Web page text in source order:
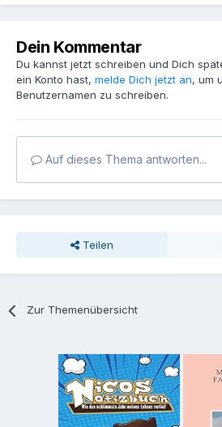
Dein Kommentar
Du kannst jetzt schreiben und Dich
ein Konto hast, melde Dich jetzt an, um
Benutzernamen zu schreiben.
Auf dieses Thema antworten...
Teilen
Zur Themenübersicht